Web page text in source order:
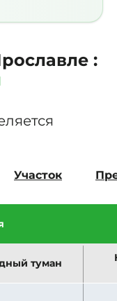
:
Участок
туман